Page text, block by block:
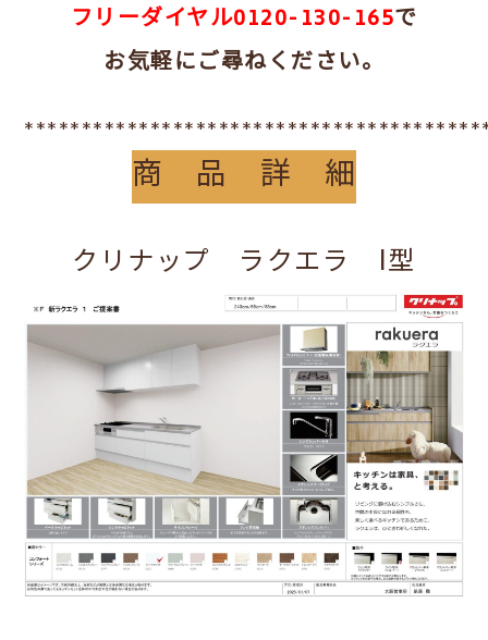
フリーダイヤル0120-130-165で
お気軽にご尋ねください。
商 品 詳 細
クリナップ ラクエラ I型